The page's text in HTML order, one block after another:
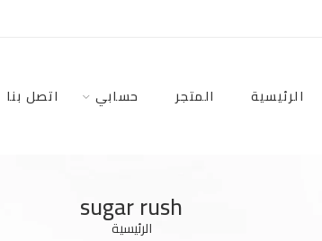
الرئيسية المتجر حسابي اتصل بنا
sugar rush
الرئيسية